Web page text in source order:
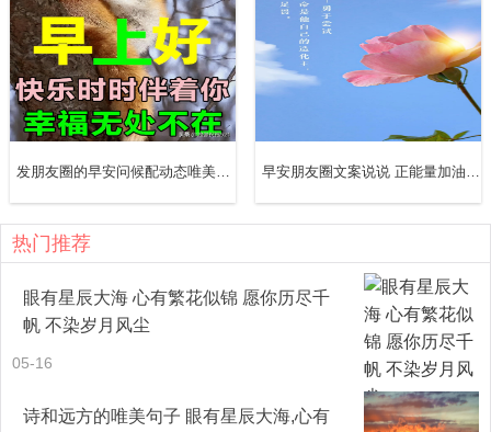
热门推荐
眼有星辰大海 心有繁花似锦 愿你历尽千
帆 不染岁月风尘
05-16
诗和远方的唯美句子 眼有星辰大海,心有